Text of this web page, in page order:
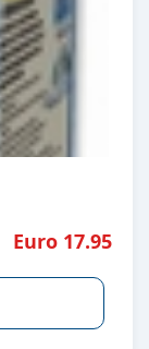
Euro 17.95